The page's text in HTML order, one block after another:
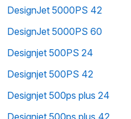
DesignJet 5000PS 42
DesignJet 5000PS 60
Designjet 500PS 24
Designjet 500PS 42
Designjet 500ps plus 24